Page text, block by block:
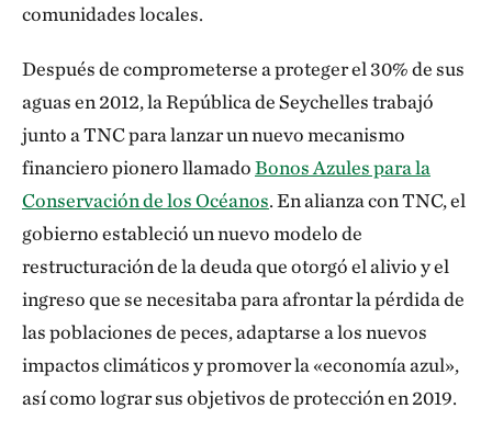
comunidades locales.
Después de comprometerse a proteger el 30% de sus
aguas en 2012, la República de Seychelles trabajó
junto a TNC para lanzar un nuevo mecanismo
financiero pionero llamadoBonos Azules para la
Conservación de los Océanos. En alianza con TNC, el
gobierno estableció un nuevo modelo de
restructuración de la deuda que otorgó el alivio y el
ingreso que se necesitaba para afrontar la pérdida de
las poblaciones de peces, adaptarse a los nuevos
impactos climáticos y promover la «economía azul»,
así como lograr sus objetivos de protección en 2019.